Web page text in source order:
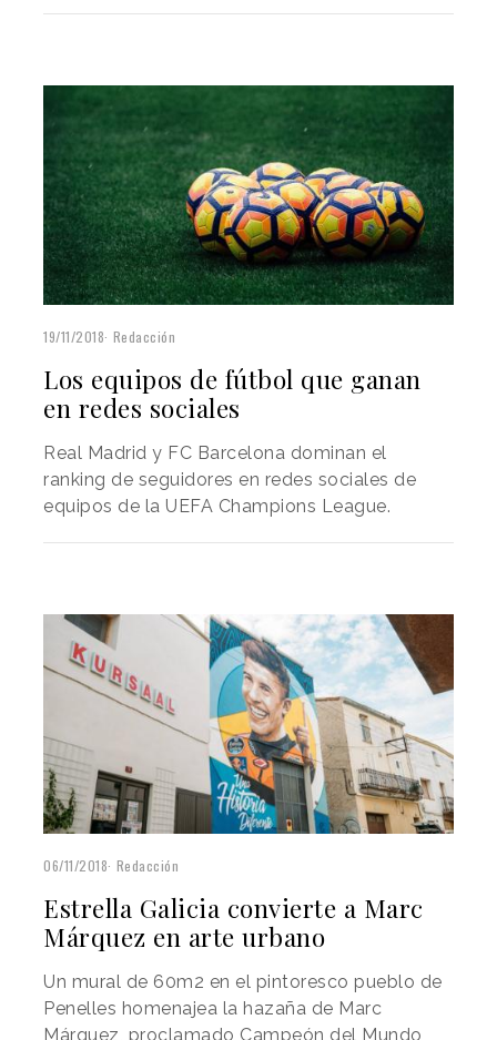
19/11/2018 Redacción
Los equipos de fútbol que ganan
en redes sociales
Real Madrid y FC Barcelona dominan el
ranking de seguidores en redes sociales de
equipos de la UEFA Champions League.
06/11/2018 Redacción
Estrella Galicia convierte a Marc
Márquez en arte urbano
Un mural de 60m2 en el pintoresco pueblo de
Penelles homenajea la hazaña de Marc
Márquez, proclamado Campeón del Mundo